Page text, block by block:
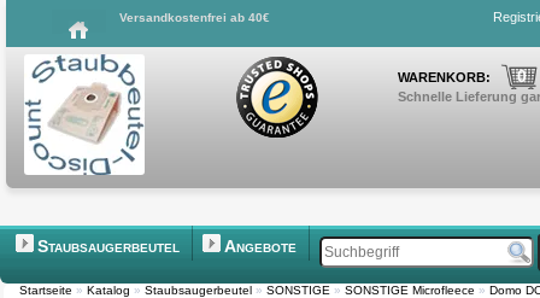
Versandkostenfrei ab 40€
WARENKORB: 0
Schnelle Lieferung
Staubsaugerbeutel Angebote
Startseite » Katalog » Staubsaugerbeutel » SONSTIGE » SONSTIGE Microfleece » Domo